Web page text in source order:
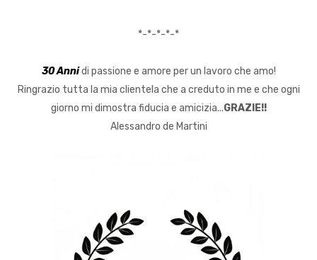
*-*-*-*-*
30 Annidi passione e amore per un lavoro che amo!
Ringrazio tutta la mia clientela che a creduto in me e che ogni
giorno mi dimostra fiducia e amicizia...GRAZIE!!
Alessandro de Martini